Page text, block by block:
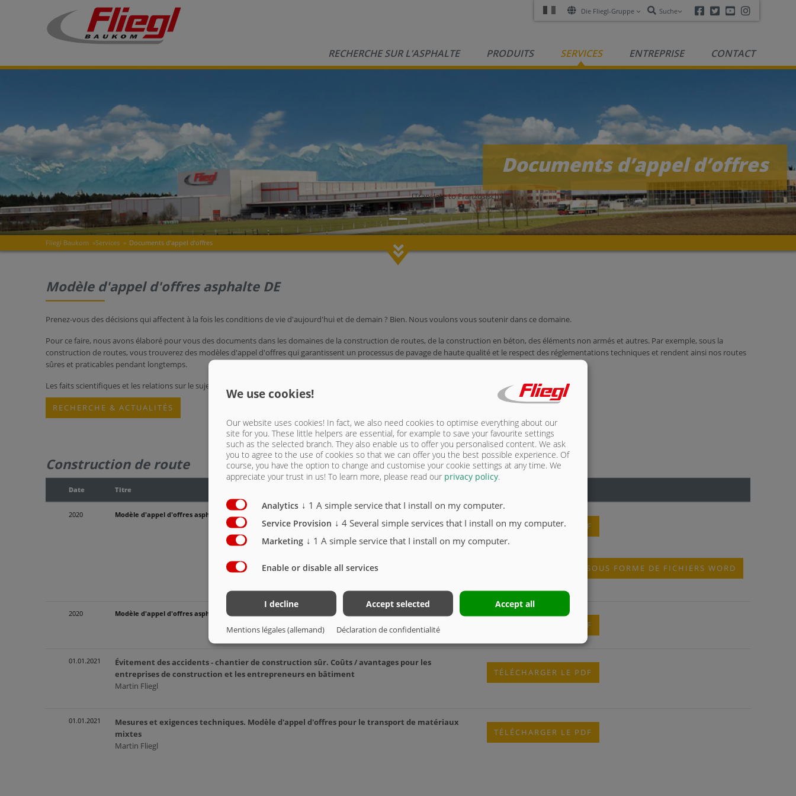
Die Fliegl-Gruppe Suche Facebook
TwitterYoutube
RECHERCHE SUR L’ASPHALTE PRODUITS SERVICES ENTREPRISE CONTACT
Documents d’appel d’offres
[Translate to Französisch:]
Fliegl Baukom »Services » Documents d’appel d’offres
Modèle d'appel d'offres asphalte DE
Prenez-vous des décisions qui affectent à la fois les conditions de vie d'aujourd'hui et de demain ? Bien. Nous voulons vous soutenir dans ce domaine.
Pour ce faire, nous avons élaboré pour vous des documents dans les domaines de la construction de routes, de la construction en béton, des éléments non armés et autres. Par exemple, sous la
construction de routes, vous trouverez des modèles d'appel d'offres qui garantissent un processus de pavage de haute qualité et le respect des réglementations techniques et rendent ainsi nos routes
sûres et praticables pendant longtemps.
Les faits scientifiques et les relations sur le sujet de la construction en asphalte peuvent être trouvés sur
RECHERCHE & ACTUALITÉS
Construction de route
Date Titre
2020 Modèle d'appel d'offres asphalte DE
TÉLÉCHARGER LE PDF
TÉLÉCHARGEMENTS SOUS FORME DE FICHIERS WORD
2020 Modèle d'appel d'offres asphalte EN
TÉLÉCHARGER LE PDF
01.01.2021
Évitement des accidents - chantier de construction sûr. Coûts / avantages pour les
entreprises de construction et les entrepreneurs en bâtiment
Martin Fliegl
TÉLÉCHARGER LE PDF
01.01.2021
Mesures et exigences techniques. Modèle d'appel d'offres pour le transport de matériaux
mixtes
Martin Fliegl
TÉLÉCHARGER LE PDF
We use cookies!
Our website uses cookies! In fact, we also need cookies to optimise everything about our
site for you. These little helpers are essential, for example to save your favourite settings
such as the selected branch. They also enable us to offer you personalised content. We ask
you to agree to the use of cookies so that we can offer you the best possible experience. Of
course, you have the option to change and customise your cookie settings at any time. We
appreciate your trust in us! To learn more, please read our privacy policy.
Analytics ↓ 1 A simple service that I install on my computer.
Service Provision ↓ 4 Several simple services that I install on my computer.
Marketing ↓ 1 A simple service that I install on my computer.
Enable or disable all services
I decline Accept selected Accept all
Mentions légales (allemand) Déclaration de confidentialité